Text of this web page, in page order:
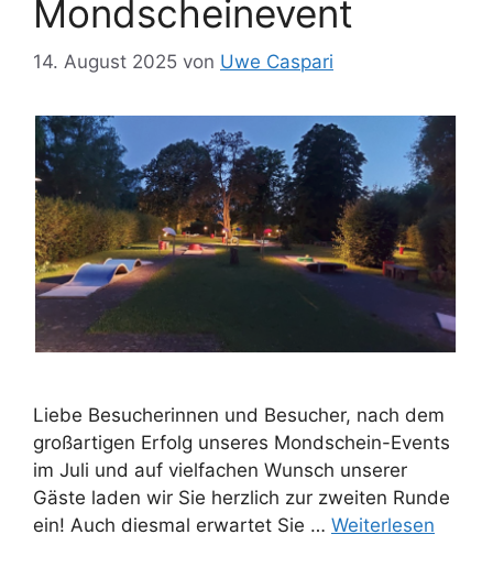
Mondscheinevent
14. August 2025 von Uwe Caspari
Liebe Besucherinnen und Besucher, nach dem
großartigen Erfolg unseres Mondschein-Events
im Juli und auf vielfachen Wunsch unserer
Gäste laden wir Sie herzlich zur zweiten Runde
ein! Auch diesmal erwartet Sie … Weiterlesen